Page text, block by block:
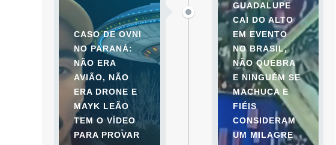
CASO DE OVNI
NO PARANÁ:
NÃO ERA
AVIÃO, NÃO
ERA DRONE E
MAYK LEÃO
TEM O VÍDEO
PARA PROVAR
GUADALUPE
CAI DO ALTO
EM EVENTO
NO BRASIL,
NÃO QUEBRA
E NINGUÉM SE
MACHUCA E
FIÉIS
CONSIDERAM
UM MILAGRE